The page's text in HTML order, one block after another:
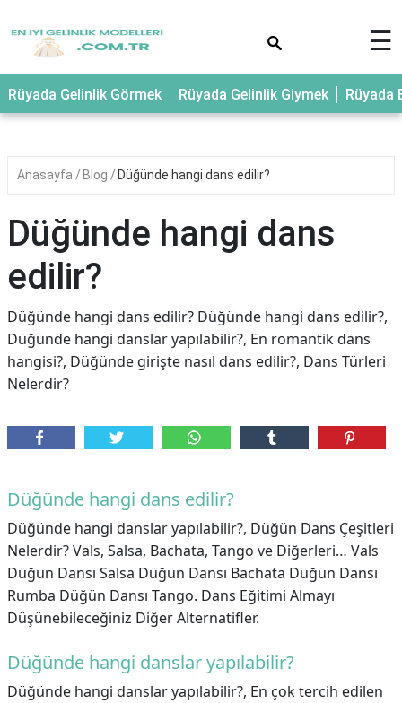
☰
Rüyada Gelinlik Görmek Rüyada Gelinlik Giymek Rüyada
Anasayfa Blog Düğünde hangi dans edilir?
Düğünde hangi dans
edilir?
Düğünde hangi dans edilir? Düğünde hangi dans edilir?,
Düğünde hangi danslar yapılabilir?, En romantik dans
hangisi?, Düğünde girişte nasıl dans edilir?, Dans Türleri
Nelerdir?
Düğünde hangi dans edilir?
Düğünde hangi danslar yapılabilir?, Düğün Dans Çeşitleri
Nelerdir? Vals, Salsa, Bachata, Tango ve Diğerleri… Vals
Düğün Dansı Salsa Düğün Dansı Bachata Düğün Dansı
Rumba Düğün Dansı Tango. Dans Eğitimi Almayı
Düşünebileceğiniz Diğer Alternatifler.
Düğünde hangi danslar yapılabilir?
Düğünde hangi danslar yapılabilir?, En çok tercih edilen